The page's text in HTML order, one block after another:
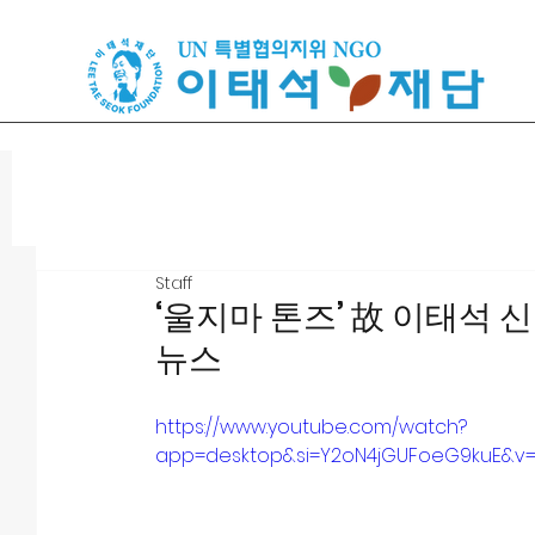
‘울지마 톤즈’ 故 이태석
뉴스
Staff
https://www.youtube.com/watch?